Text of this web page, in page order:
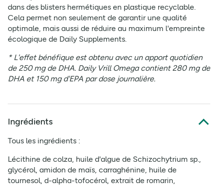
dans des blisters hermétiques en plastique recyclable.
Cela permet non seulement de garantir une qualité
optimale, mais aussi de réduire au maximum l'empreinte
écologique de Daily Supplements.
* L'effet bénéfique est obtenu avec un apport quotidien
de 250 mg de DHA. Daily Vrill Omega contient 280 mg de
DHA et 150 mg d'EPA par dose journalière.
Ingrédients
Tous les ingrédients :
Lécithine de colza, huile d'algue de Schizochytrium sp.,
glycérol, amidon de maïs, carraghénine, huile de
tournesol, d-alpha-tofocérol, extrait de romarin,